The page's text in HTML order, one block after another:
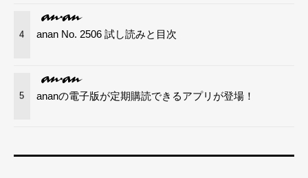
4 anan No. 2506 試し読みと目次
5 ananの電子版が定期購読できるアプリが登場！